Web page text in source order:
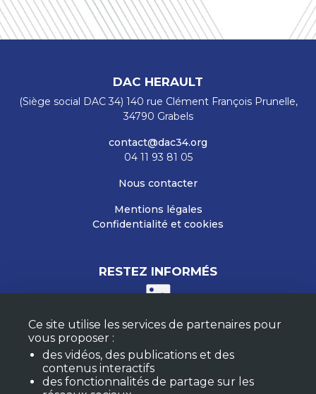
DAC HERAULT
(Siège social DAC 34) 140 rue Clément François Prunelle,
34790 Grabels
contact@dac34.org
04 11 93 81 05
Nous contacter
Mentions légales
Confidentialité et cookies
RESTEZ INFORMÉS
M'ABONNER À LA NEWSLETTER
FAQ
Ce site utilise les services de partenaires pour
vous proposer :
des vidéos, des publications et des
contenus interactifs
des fonctionnalités de partage sur les